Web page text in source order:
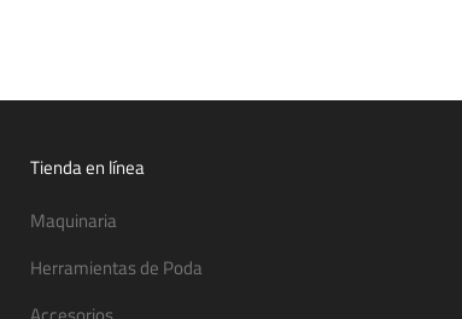
Tienda en línea
Maquinaria
Herramientas de Poda